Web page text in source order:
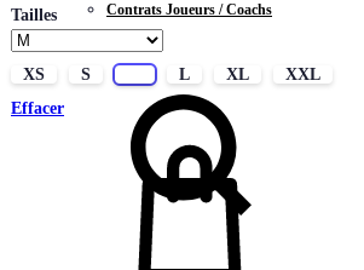
Contrats Joueurs / Coachs
CONTACT
Tailles
XS S L XL
XXL
Effacer